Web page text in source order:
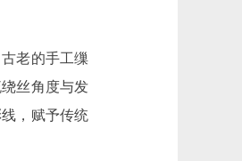
老的手工缫
丝角度与发
，赋予传统